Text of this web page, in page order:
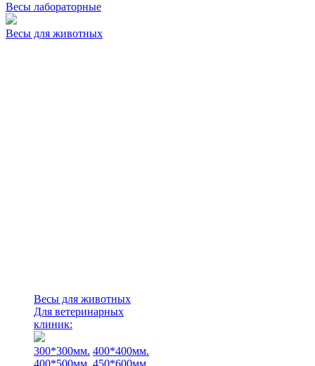
Весы лабораторные
Весы для животных
Весы для животных
Для ветеринарных
клиник:
300*300мм. 400*400мм.
400*500мм. 450*600мм.